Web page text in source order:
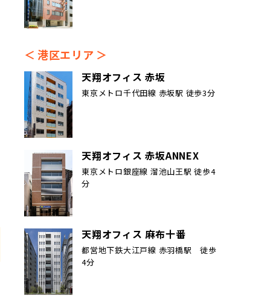
港区エリア
天翔オフィス 赤坂
東京メトロ千代田線 赤坂駅 徒歩3分
天翔オフィス 赤坂ANNEX
東京メトロ銀座線 溜池山王駅 徒歩4
分
天翔オフィス 麻布十番
都営地下鉄大江戸線 赤羽橋駅 徒歩
4分